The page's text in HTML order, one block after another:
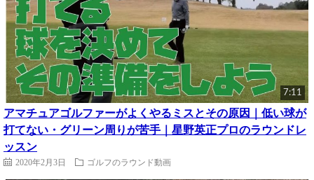
7:11
アマチュアゴルファーがよくやるミスとその原因｜低い球が
打てない・グリーン周りが苦手｜星野英正プロのラウンドレ
ッスン
2020年2月3日 ゴルフのラウンド動画